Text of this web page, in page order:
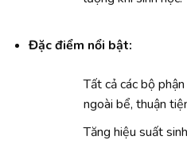
Đặc điểm nổi bật:
Tất cả các bộ
ngoài bể, thuận
Tăng hiệu suất